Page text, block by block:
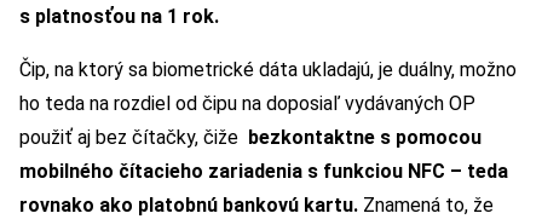
s platnosťou na 1 rok.
Čip, na ktorý sa biometrické dáta ukladajú, je duálny, možno
ho teda na rozdiel od čipu na doposiaľ vydávaných OP
použiť aj bez čítačky, čiže bezkontaktne s pomocou
mobilného čítacieho zariadenia s funkciou NFC – teda
rovnako ako platobnú bankovú kartu. Znamená to, že